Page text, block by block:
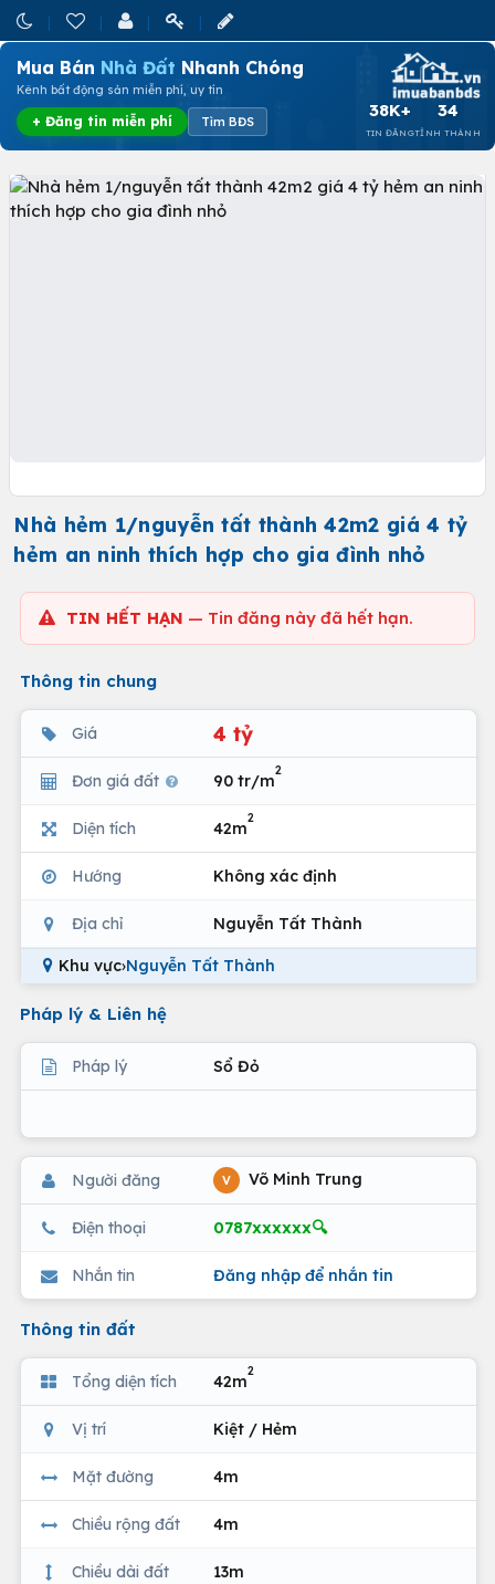
Mua Bán Nhà Đất Nhanh Chóng
Kênh bất động sản miễn phí, uy tín
+ Đăng tin miễn phí Tìm BĐS
38K+
TIN ĐĂNG
34
TỈNH THÀNH
Nhà hẻm 1/nguyễn tất thành 42m2 giá 4 tỷ
hẻm an ninh thích hợp cho gia đình nhỏ
TIN HẾT HẠN — Tin đăng này đã hết hạn.
Thông tin chung
Giá 4 tỷ
Đơn giá đất 90 tr/m
2
Diện tích 42m
2
Hướng Không xác định
Địa chỉ Nguyễn Tất Thành
Khu vực›Nguyễn Tất Thành
Pháp lý & Liên hệ
Pháp lý Sổ Đỏ
Người đăng V Võ Minh Trung
Điện thoại 0787xxxxxx🔍
Nhắn tin Đăng nhập để nhắn tin
Thông tin đất
Tổng diện tích 42m
2
Vị trí Kiệt / Hẻm
Mặt đường 4m
Chiều rộng đất 4m
Chiều dài đất 13m